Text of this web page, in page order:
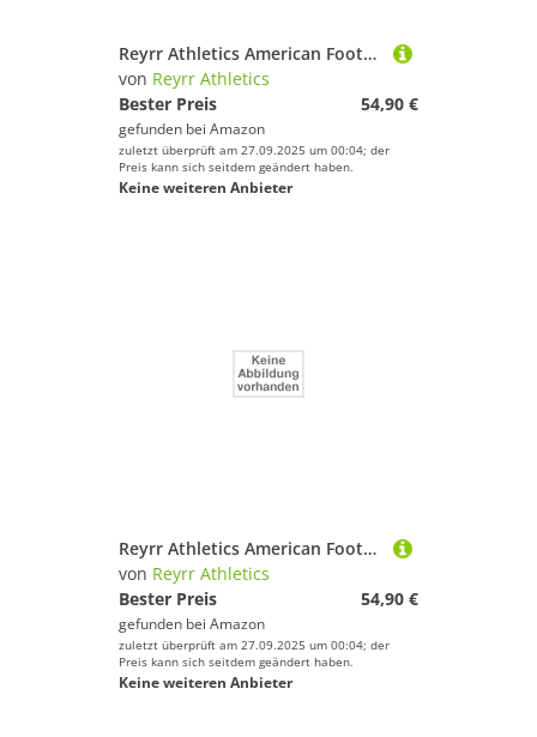
Reyrr Athletics American Football Handschuhe/Gloves Zero Red
von Reyrr Athletics
Bester Preis
54,90 €
gefunden bei Amazon
zuletzt überprüft am 27.09.2025 um 00:04; der
Preis kann sich seitdem geändert haben.
Keine weiteren Anbieter
Reyrr Athletics American Football Handschuhe Zero Black
von Reyrr Athletics
Bester Preis
54,90 €
gefunden bei Amazon
zuletzt überprüft am 27.09.2025 um 00:04; der
Preis kann sich seitdem geändert haben.
Keine weiteren Anbieter